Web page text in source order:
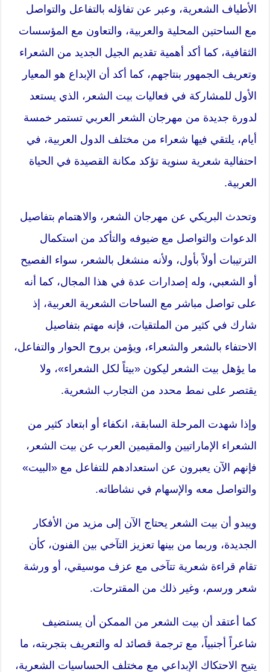
الأطياف الشعرية، وعبر عن تفاؤله بالتفاعل والتواصل
مع الساحتين المحلية والعربية، والتعاون مع المؤسسات
الثقافية، كما أكد أهمية تقديم الجيل الجديد من الشعراء
وتعريف الجمهور بنتاجهم، كما أكد أن الإبداع هو المعيار
الأول للمشاركة في فعاليات بيت الشعر، الذي يستعد
لدورة جديدة من مهرجان الشعر العربي تستمر خمسة
أيام، يلتقي فيها شعراء من مختلف الدول العربية، في
احتفالية شعرية سنوية تؤكد مكانة القصيدة في الحياة
العربية.
وتحدث البريكي عن مهرجان الشعر، والاهتمام بتفاصيل
الدعوات والتواصل مع ضيوفه والتأكد من استكمال
الترتيبات أولاً بأول، ولأنه منشغل بالشعر، سواء الفصيح
أو الشعبي، وله إصدارات عدة في هذا المجال، كما أنه
على تواصل مباشر مع الساحات الشعرية العربية، إذ
شارك في كثير من الملتقيات، فإنه مهتم بتفاصيل
الاحتفاء بالشعر والشعراء، ويؤمن بروح الحوار والتفاعل،
ما يؤهل بيت الشعر ليكون «بيتاً لكل الشعراء»، ولا
يقتصر على نمط محدد من التجارب الشعرية.
وإذا شهدت المرحلة السابقة، انكفاء أو ابتعاد كثير من
الشعراء الإماراتيين والمقيمين العرب عن بيت الشعر،
فإنهم الآن يعبرون عن استعدادهم للتفاعل مع «البيت»
والتواصل معه والإسهام في نشاطاته.
ويبدو أن بيت الشعر يحتاج الآن إلى مزيد من الأفكار
الجديدة، وربما من بينها تعزيز التآخي بين الفنون، كأن
تقام قراءة شعرية تتآخى مع عزف موسيقي، أو ورشة
شعر ورسم، وغير ذلك من المقترحات.
كما أعتقد أن بيت الشعر من الممكن أن يستضيف
شاعراً أجنبياً، مع ترجمة قصائد له والتعريف بتجربته، ما
يتيح الاحتكاك الإبداعي مع مختلف الحساسيات الشعرية،